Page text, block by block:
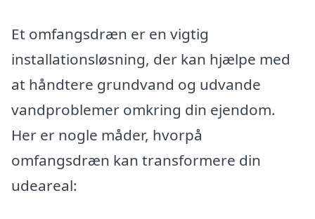
Et omfangsdræn er en vigtig
installationsløsning, der kan hjælpe med
at håndtere grundvand og udvande
vandproblemer omkring din ejendom.
Her er nogle måder, hvorpå
omfangsdræn kan transformere din
udeareal: